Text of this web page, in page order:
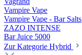
Vampire Vape
Vampire Vape - Bar Salts
ZAZO INTENSE
Bar Juice 5000
Zur Kategorie Hybrid